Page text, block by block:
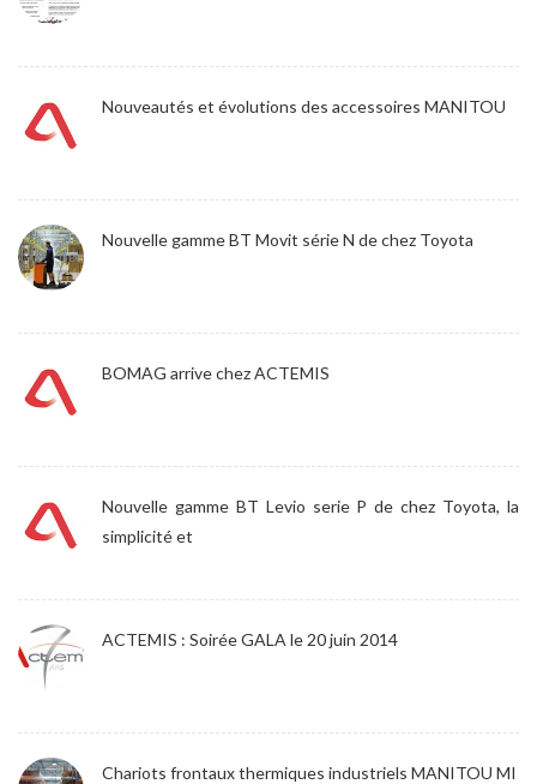
Nouveautés et évolutions des accessoires MANITOU
Nouvelle gamme BT Movit série N de chez Toyota
BOMAG arrive chez ACTEMIS
Nouvelle gamme BT Levio serie P de chez Toyota, la
simplicité et
ACTEMIS : Soirée GALA le 20 juin 2014
Chariots frontaux thermiques industriels MANITOU MI